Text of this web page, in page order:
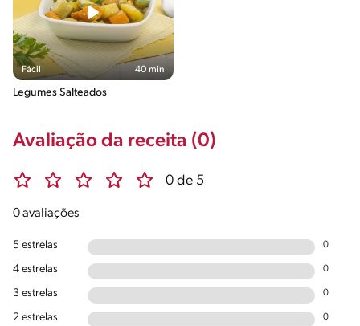
Fácil 40 min
Legumes Salteados
Avaliação da receita (0)
0 de 5
0 avaliações
5 estrelas 0
4 estrelas 0
3 estrelas 0
2 estrelas 0